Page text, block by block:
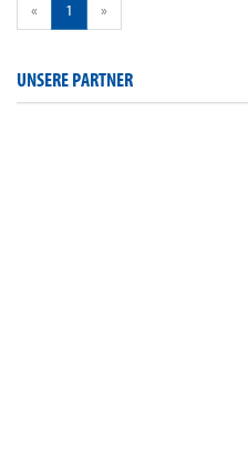
« 1 »
UNSERE PARTNER